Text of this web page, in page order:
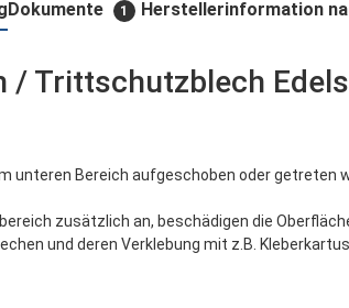
Dokumente 1 Herstellerinformation
Trittschutzblech
unteren Bereich aufgeschoben oder
zusätzlich an, beschädigen die
und deren Verklebung mit z.B.